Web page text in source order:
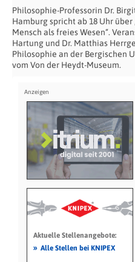
Philosophie-Professorin Dr.
Hamburg spricht ab 18 Uhr über
Mensch als freies Wesen“.
Hartung und Dr. Matthias
Philosophie an der Bergischen
vom Von der Heydt-Museum.
Aktuelle Stellenangebote:
» Alle Stellen bei KNIPEX